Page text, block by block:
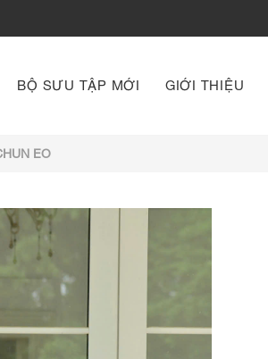
BỘ SƯU TẬP MỚI GIỚI THIỆU
EO